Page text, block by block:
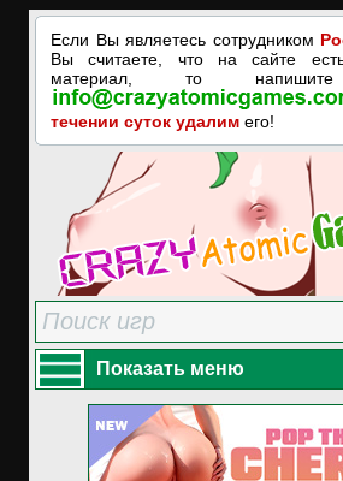
Если Вы являетесь сотрудником
Вы считаете, что на сайте
материал, то
течении суток удалим его!
Показать меню